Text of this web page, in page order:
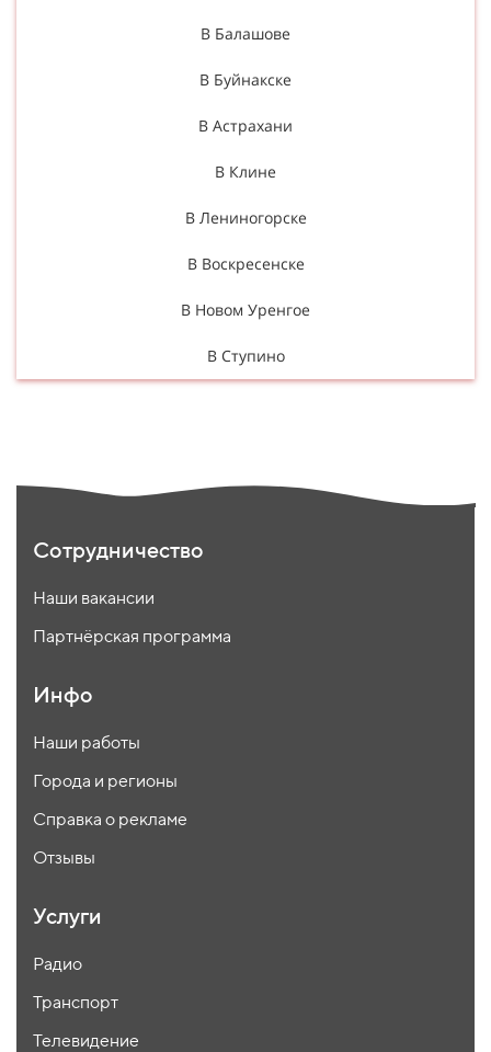
В Балашове
В Буйнакске
В Астрахани
В Клине
В Лениногорске
В Воскресенске
В Новом Уренгое
В Ступино
Сотрудничество
Наши вакансии
Партнёрская программа
Инфо
Наши работы
Города и регионы
Справка о рекламе
Отзывы
Услуги
Радио
Транспорт
Телевидение